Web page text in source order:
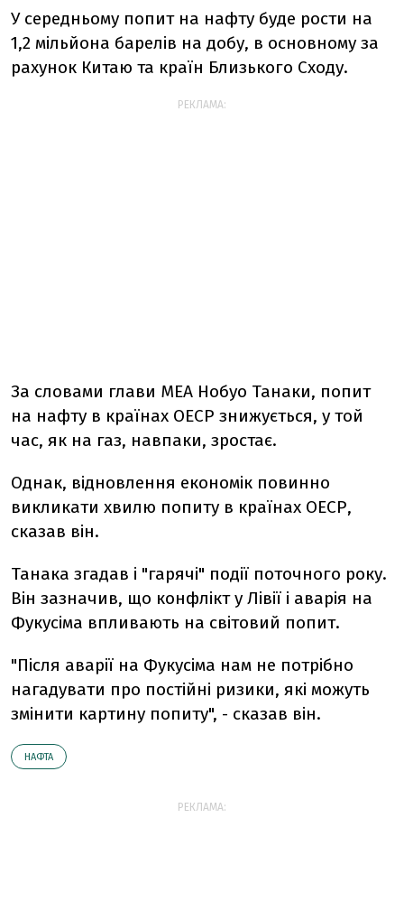
У середньому попит на нафту буде рости на
1,2 мільйона барелів на добу, в основному за
рахунок Китаю та країн Близького Сходу.
РЕКЛАМА:
За словами глави МЕА Нобуо Танаки, попит
на нафту в країнах ОЕСР знижується, у той
час, як на газ, навпаки, зростає.
Однак, відновлення економік повинно
викликати хвилю попиту в країнах ОЕСР,
сказав він.
Танака згадав і "гарячі" події поточного року.
Він зазначив, що конфлікт у Лівії і аварія на
Фукусіма впливають на світовий попит.
"Після аварії на Фукусіма нам не потрібно
нагадувати про постійні ризики, які можуть
змінити картину попиту", - сказав він.
НАФТА
РЕКЛАМА: